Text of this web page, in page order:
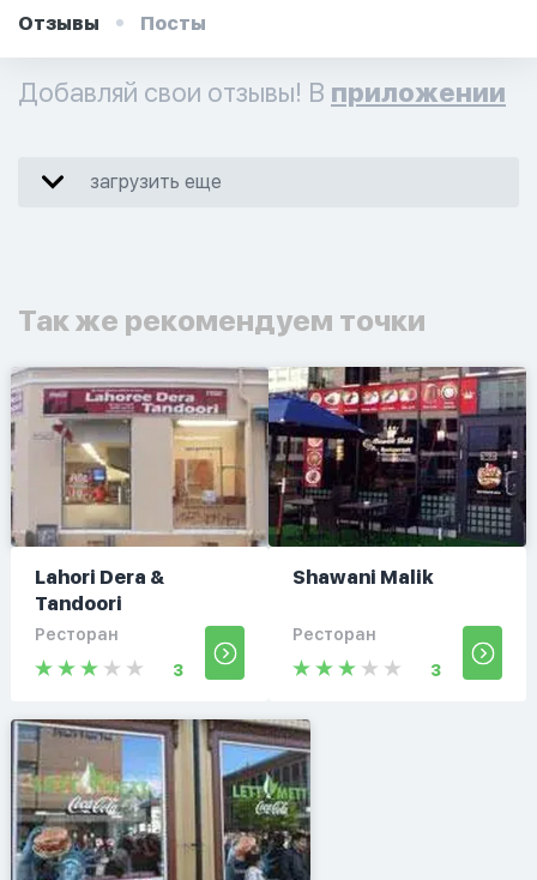
Отзывы Посты
Добавляй свои отзывы! В приложении
загрузить еще
Так же рекомендуем точки
Lahori Dera &
Tandoori
Ресторан
3
Shawani Malik
Ресторан
3